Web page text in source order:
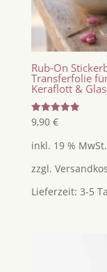
Rub-On
Transferfolie
Keraflott & Glas
Bewertet
mit
von 5
9,90 €
inkl. 19 % MwSt.
zzgl.
Lieferzeit: 3-5